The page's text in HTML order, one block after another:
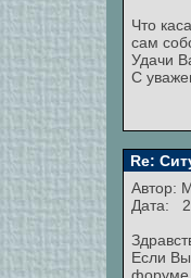
Что
сам
Удачи
С
Re:
Автор:
Дата:
Если